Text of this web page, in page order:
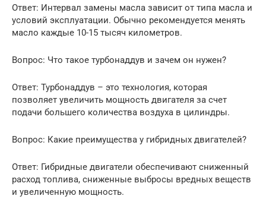
Ответ: Интервал замены масла зависит от типа масла и
условий эксплуатации. Обычно рекомендуется менять
масло каждые 10-15 тысяч километров.
Вопрос: Что такое турбонаддув и зачем он нужен?
Ответ: Турбонаддув – это технология, которая
позволяет увеличить мощность двигателя за счет
подачи большего количества воздуха в цилиндры.
Вопрос: Какие преимущества у гибридных двигателей?
Ответ: Гибридные двигатели обеспечивают сниженный
расход топлива, сниженные выбросы вредных веществ
и увеличенную мощность.